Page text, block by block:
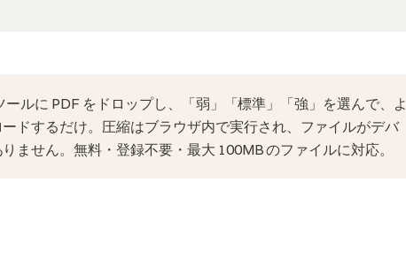
ールに PDF をドロップし、「弱」「標準」「強」を選んで、よ
ドするだけ。圧縮はブラウザ内で実行され、ファイルがデバ
ません。無料・登録不要・最大 100MB のファイルに対応。